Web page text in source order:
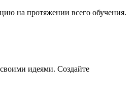
на протяжении всего обучения.
идеями. Создайте